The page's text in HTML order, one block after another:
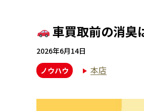
車買取前の消臭
2026年6月14日
ノウハウ
本店